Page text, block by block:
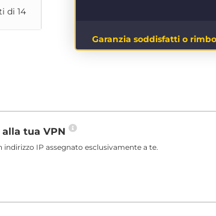
Garanzia soddisfatti o
di 14
tua VPN
indirizzo IP assegnato esclusivamente a te.